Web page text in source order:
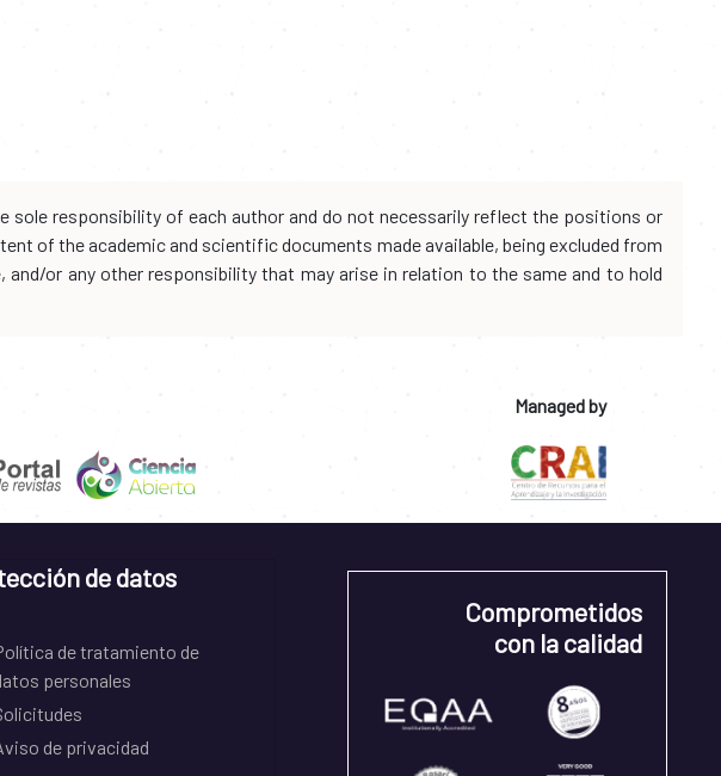
sole responsibility of each author and do not necessarily reflect the positions or
of the academic and scientific documents made available, being excluded from
or any other responsibility that may arise in relation to the same and to hold
Managed by
de datos
de tratamiento de
personales
de privacidad
Comprometidos
con la calidad